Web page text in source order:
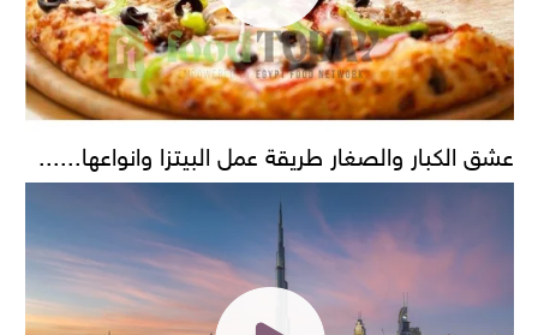
عشق الكبار والصغار طريقة عمل البيتزا وانواعها......